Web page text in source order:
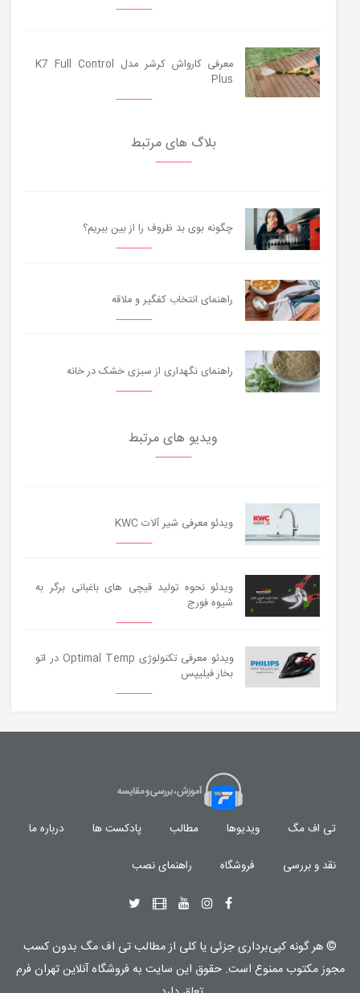
معرفی کارواش کرشر مدل K7 Full Control
Plus
بلاگ های مرتبط
چگونه بوی بد ظروف را از بین ببریم؟
راهنمای انتخاب کفگیر و ملاقه
راهنمای نگهداری از سبزی خشک در خانه
ویدیو های مرتبط
ویدئو معرفی شیر آلات KWC
ویدئو نحوه تولید قیچی های باغبانی برگر به
شیوه فورج
ویدئو معرفی تکنولوژی Optimal Temp در اتو
بخار فیلیپس
تی اف مگ ویدیوها مطالب پادکست ها درباره ما
نقد و بررسی فروشگاه راهنمای نصب
© هر گونهکپی‌برداری جزئی یا کلی از مطالب تی اف مگ بدون کسب
مجوز مکتوبممنوع است. حقوق این سایت بهفروشگاه آنلاین تهران فرم